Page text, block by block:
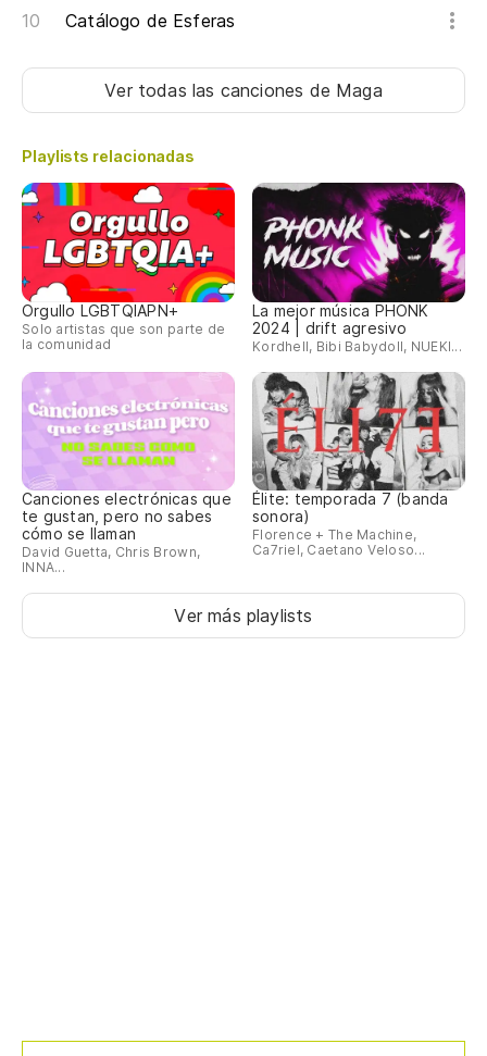
Catálogo de Esferas
Ver todas las canciones de Maga
Playlists relacionadas
Orgullo LGBTQIAPN+
Solo artistas que son parte de
la comunidad
La mejor música PHONK
2024 | drift agresivo
Kordhell, Bibi Babydoll, NUEKI...
Canciones electrónicas que
te gustan, pero no sabes
cómo se llaman
David Guetta, Chris Brown,
INNA...
Élite: temporada 7 (banda
sonora)
Florence + The Machine,
Ca7riel, Caetano Veloso...
Ver más playlists